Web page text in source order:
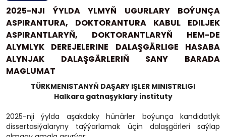
2025-NJI ÝYLDA YLMYŇ UGURLARY BOÝUNÇA
ASPIRANTURA, DOKTORANTURA KABUL EDILJEK
ASPIRANTLARYŇ, DOKTORANTLARYŇ HEM-DE
ALYMLYK DEREJELERINE DALAŞGÄRLIGE HASABA
ALYNJAK DALAŞGÄRLERIŇ SANY BARADA
MAGLUMAT
TÜRKMENISTANYŇ DAŞARY IŞLER MINISTRLIGI
Halkara gatnaşyklary instituty
2025-nji ýylda aşakdaky hünärler boýunça kandidatlyk
dissertasiýalaryny taýýarlamak üçin dalaşgärleri saýlap